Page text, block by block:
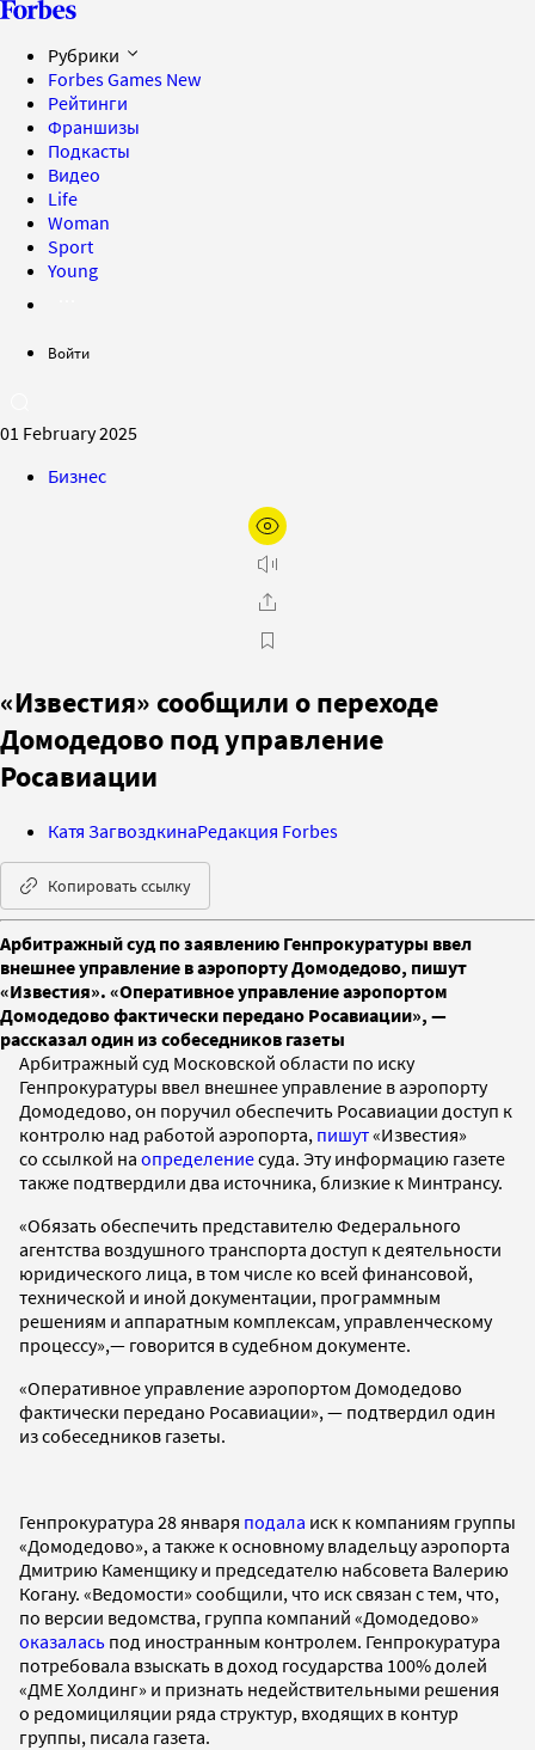
Рубрики
Forbes Games New
Рейтинги
Франшизы
Подкасты
Видео
Life
Woman
Sport
Young
Войти
01 February 2025
Бизнес
«Известия» сообщили о переходе
Домодедово под управление
Росавиации
Катя ЗагвоздкинаРедакция Forbes
Копировать ссылку
Арбитражный суд по заявлению Генпрокуратуры ввел
внешнее управление в аэропорту Домодедово, пишут
«Известия». «Оперативное управление аэропортом
Домодедово фактически передано Росавиации», —
рассказал один из собеседников газеты
Арбитражный суд Московской области по иску
Генпрокуратуры ввел внешнее управление в аэропорту
Домодедово, он поручил обеспечить Росавиации доступ к
контролю над работой аэропорта, пишут«Известия»
со ссылкой на определениесуда. Эту информацию газете
также подтвердили два источника, близкие к Минтрансу.
«Обязать обеспечить представителю Федерального
агентства воздушного транспорта доступ к деятельности
юридического лица, в том числе ко всей финансовой,
технической и иной документации, программным
решениям и аппаратным комплексам, управленческому
процессу»,— говорится в судебном документе.
«Оперативное управление аэропортом Домодедово
фактически передано Росавиации», — подтвердил один
из собеседников газеты.
Генпрокуратура 28 января подала иск к компаниям группы
«Домодедово», а также к основному владельцу аэропорта
Дмитрию Каменщику и председателю набсовета Валерию
Когану. «Ведомости» сообщили, что иск связан с тем, что,
по версии ведомства, группа компаний «Домодедово»
оказалась под иностранным контролем. Генпрокуратура
потребовала взыскать в доход государства 100% долей
«ДМЕ Холдинг» и признать недействительными решения
о редомициляции ряда структур, входящих в контур
группы, писала газета.